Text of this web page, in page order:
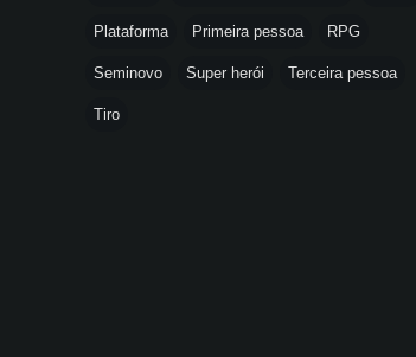
Plataforma Primeira pessoa RPG
Seminovo Super herói Terceira pessoa
Tiro